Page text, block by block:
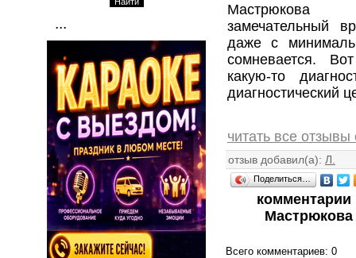
...
Мастрюкова
замечательный
даже с
сомневается.
какую-то
диагностический
читать все
отзыв добавил(а): Л.
Поделиться…
Мастрюкова
Всего комментариев: 0